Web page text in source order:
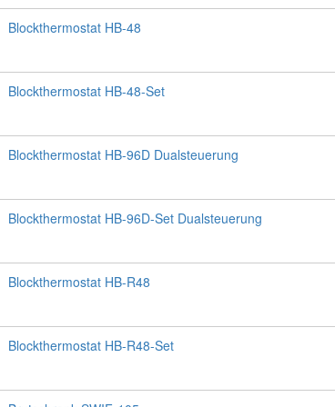
Blockthermostat HB-48
Blockthermostat HB-48-Set
Blockthermostat HB-96D Dualsteuerung
Blockthermostat HB-96D-Set Dualsteuerung
Blockthermostat HB-R48
Blockthermostat HB-R48-Set